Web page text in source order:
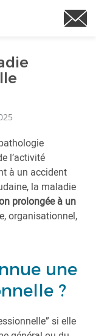
l’activité
à un accident
la maladie
prolongée à un
organisationnel,
une
?
si elle